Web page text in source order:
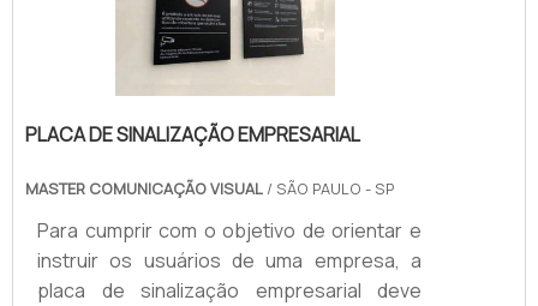
de varejo.CONHEÇA O DISPLAY E AS
PLACA DE SINALIZAÇÃO EMPRESARIAL
MASTER COMUNICAÇÃO VISUAL / SÃO PAULO - SP
Para cumprir com o objetivo de orientar e
instruir os usuários de uma empresa, a
placa de sinalização empresarial deve